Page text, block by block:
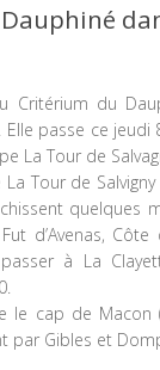
Critérium du
passe ce jeudi
La Tour de
Tour de
quelques
d’Avenas,
à La
le cap de Macon
par Gibles et